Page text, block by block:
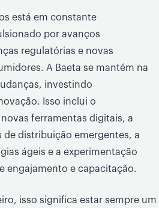
está em constante
por avanços
regulatórias e novas
A Baeta se mantém na
investindo
Isso inclui o
ferramentas digitais, a
de distribuição emergentes, a
ágeis e a experimentação
engajamento e capacitação.
isso significa estar sempre um